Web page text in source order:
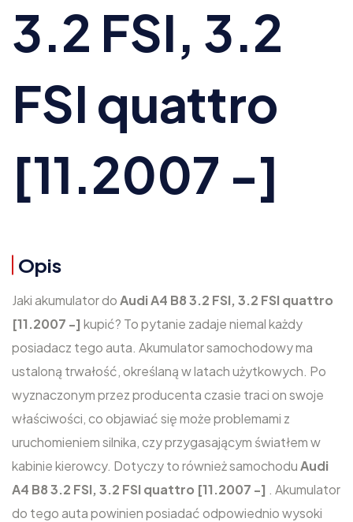
3.2 FSI, 3.2
FSI quattro
[11.2007 -]
Opis
Jaki akumulator doAudi A4 B8 3.2 FSI, 3.2 FSI quattro
[11.2007 -] kupić? To pytanie zadaje niemal każdy
posiadacz tego auta. Akumulator samochodowy ma
ustaloną trwałość, określaną w latach użytkowych. Po
wyznaczonym przez producenta czasie traci on swoje
właściwości, co objawiać się może problemami z
uruchomieniem silnika, czy przygasającym światłem w
kabinie kierowcy. Dotyczy to również samochoduAudi
A4 B8 3.2 FSI, 3.2 FSI quattro [11.2007 -] . Akumulator
do tego auta powinien posiadać odpowiednio wysoki